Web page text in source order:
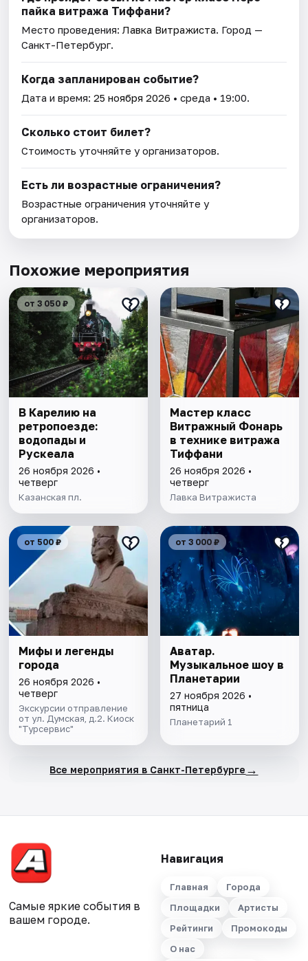
пайка витража Тиффани?
Место проведения:Лавка Витражиста. Город —
Санкт-Петербург.
Когда запланирован событие?
Дата и время:25 ноября 2026 • среда • 19:00.
Сколько стоит билет?
Стоимость уточняйте у организаторов.
Есть ли возрастные ограничения?
Возрастные ограничения уточняйте у
организаторов.
Похожие мероприятия
от 3 050 ₽
В Карелию на
ретропоезде:
водопады и
Рускеала
26 ноября 2026 •
четверг
Казанская пл.
Мастер класс
Витражный Фонарь
в технике витража
Тиффани
26 ноября 2026 •
четверг
Лавка Витражиста
от 500 ₽
Мифы и легенды
города
26 ноября 2026 •
четверг
Экскурсии отправление
от ул. Думская, д.2. Киоск
"Турсервис"
от 3 000 ₽
Аватар.
Музыкальное шоу в
Планетарии
27 ноября 2026 •
пятница
Планетарий 1
Все мероприятия в Санкт-Петербурге →
Самые яркие события в
вашем городе.
Навигация
Главная
Города
Площадки
Артисты
Рейтинги
Промокоды
О нас